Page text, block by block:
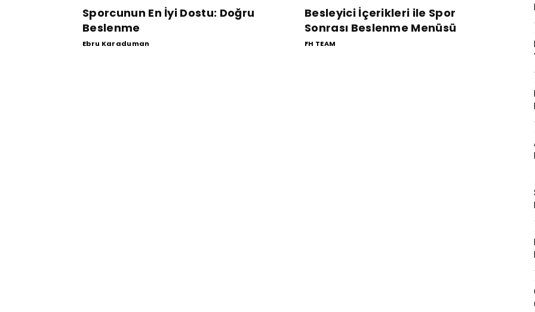
Sporcunun En İyi Dostu: Doğru
Beslenme
Ebru Karaduman
Besleyici İçerikleri ile Spor
Sonrası Beslenme Menüsü
FH TEAM